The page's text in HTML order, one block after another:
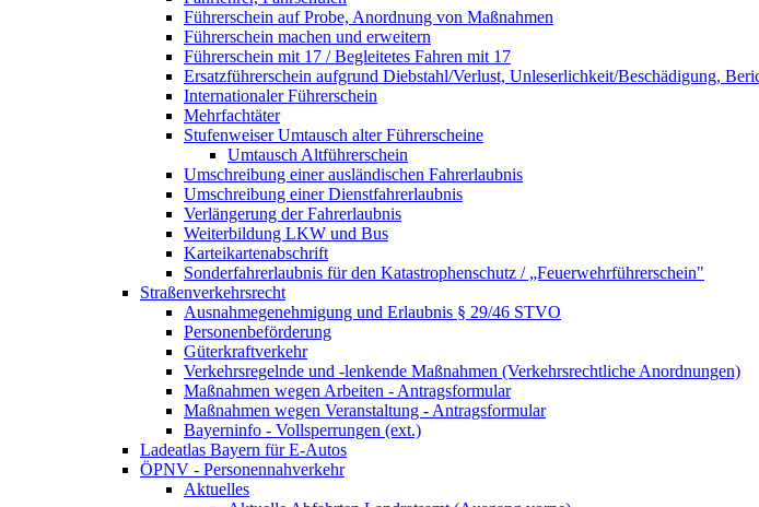
Führerschein auf Probe, Anordnung von Maßnahmen
Führerschein machen und erweitern
Führerschein mit 17 / Begleitetes Fahren mit 17
Ersatzführerschein aufgrund Diebstahl/Verlust, Unleserlichkeit/Beschädigung,
Internationaler Führerschein
Mehrfachtäter
Stufenweiser Umtausch alter Führerscheine
Umtausch Altführerschein
Umschreibung einer ausländischen Fahrerlaubnis
Umschreibung einer Dienstfahrerlaubnis
Verlängerung der Fahrerlaubnis
Weiterbildung LKW und Bus
Karteikartenabschrift
Sonderfahrerlaubnis für den Katastrophenschutz / „Feuerwehrführerschein"
Straßenverkehrsrecht
Ausnahmegenehmigung und Erlaubnis § 29/46 STVO
Personenbeförderung
Güterkraftverkehr
Verkehrsregelnde und -lenkende Maßnahmen (Verkehrsrechtliche Anordnungen)
Maßnahmen wegen Arbeiten - Antragsformular
Maßnahmen wegen Veranstaltung - Antragsformular
Bayerninfo - Vollsperrungen (ext.)
Ladeatlas Bayern für E-Autos
ÖPNV - Personennahverkehr
Aktuelles